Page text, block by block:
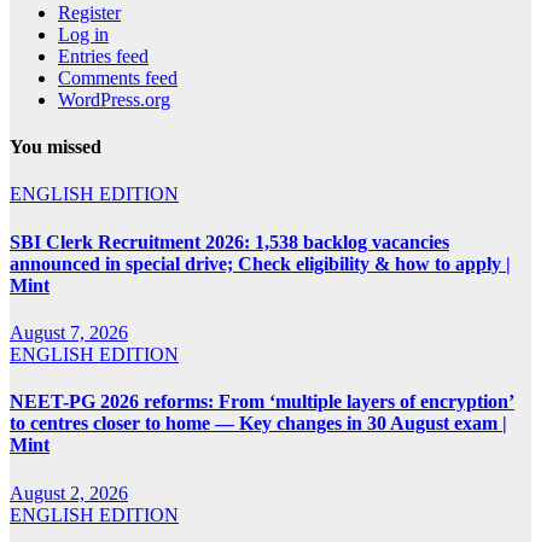
Register
Log in
Entries feed
Comments feed
WordPress.org
You missed
ENGLISH EDITION
SBI Clerk Recruitment 2026: 1,538 backlog vacancies
announced in special drive; Check eligibility & how to apply |
Mint
August 7, 2026
ENGLISH EDITION
NEET-PG 2026 reforms: From ‘multiple layers of encryption’
to centres closer to home — Key changes in 30 August exam |
Mint
August 2, 2026
ENGLISH EDITION